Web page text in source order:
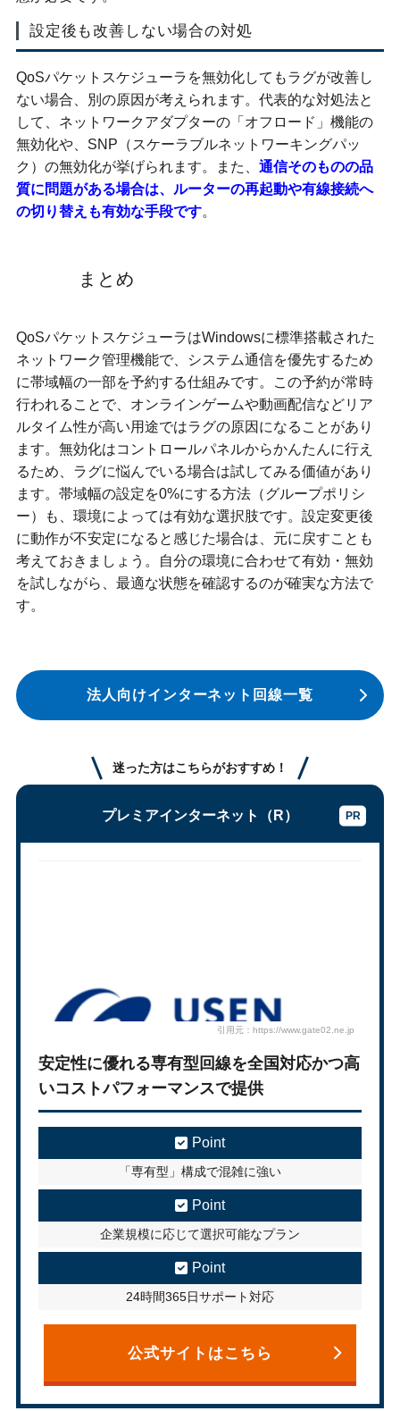
設定後も改善しない場合の対処
QoSパケットスケジューラを無効化してもラグが改善し
ない場合、別の原因が考えられます。代表的な対処法と
して、ネットワークアダプターの「オフロード」機能の
無効化や、SNP（スケーラブルネットワーキングパッ
ク）の無効化が挙げられます。また、 通信そのものの品
質に問題がある場合は、ルーターの再起動や有線接続へ
の切り替えも有効な手段です。
まとめ
QoSパケットスケジューラはWindowsに標準搭載された
ネットワーク管理機能で、システム通信を優先するため
に帯域幅の一部を予約する仕組みです。この予約が常時
行われることで、オンラインゲームや動画配信などリア
ルタイム性が高い用途ではラグの原因になることがあり
ます。無効化はコントロールパネルからかんたんに行え
るため、ラグに悩んでいる場合は試してみる価値があり
ます。帯域幅の設定を0%にする方法（グループポリシ
ー）も、環境によっては有効な選択肢です。設定変更後
に動作が不安定になると感じた場合は、元に戻すことも
考えておきましょう。自分の環境に合わせて有効・無効
を試しながら、最適な状態を確認するのが確実な方法で
す。
法人向けインターネット回線一覧
迷った方はこちらがおすすめ！
プレミアインターネット（R）
引用元：https://www.gate02.ne.jp
安定性に優れる専有型回線を全国対応かつ高
いコストパフォーマンスで提供
Point
「専有型」構成で混雑に強い
Point
企業規模に応じて選択可能なプラン
Point
24時間365日サポート対応
公式サイトはこちら